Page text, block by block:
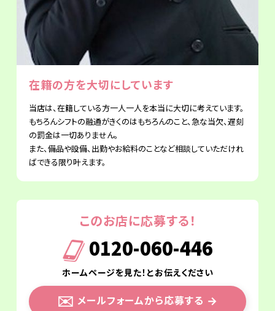
在籍の方を大切にしています
当店は、在籍している方一人一人を本当に大切に考えています。
もちろんシフトの融通がきくのはもちろんのこと、急な当欠、遅刻
の罰金は一切ありません。
また、備品や設備、出勤やお給料のことなど相談していただけれ
ばできる限り叶えます。
このお店に応募する！
0120-060-446
ホームページを見た！とお伝えください
✉️ メールフォームから応募する →